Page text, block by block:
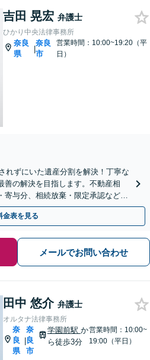
吉田 晃宏 弁護士
ひかり中央法律事務所
奈良
県
|
奈良
市
営業時間：10:00~19:20（平
日）
れずにいた遺産分割を解決！丁寧な
善の解決を目指します。不動産相
寄与分、相続放棄・限定承認など実
さい。【初回面談無料】
金表を見る
メールでお問い合わせ
田中 悠介 弁護士
オルタナ法律事務所
奈
良
県
|
奈
良
市
学園前駅 か
ら徒歩3分
営業時間：10:00~
19:00（平日）